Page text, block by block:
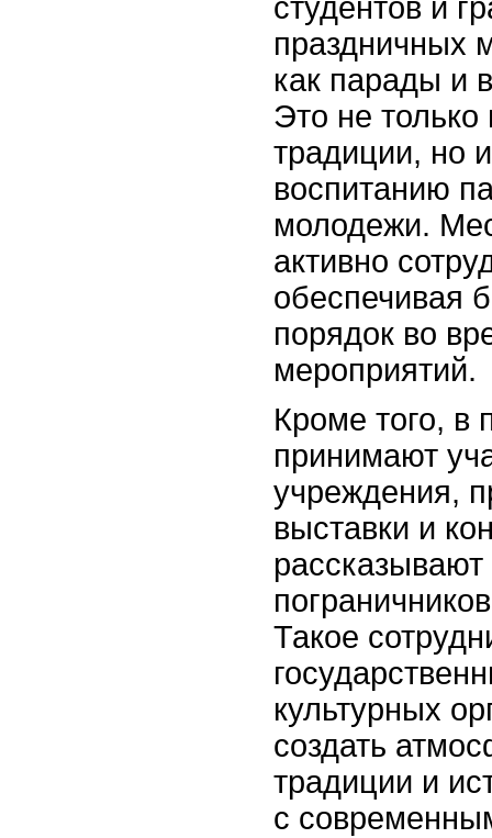
студентов и
праздничных
как парады и
Это не
традиции, но
воспитанию
молодежи.
активно
обеспечивая
порядок во
мероприятий.
Кроме того, в
принимают
учреждения,
выставки и
рассказывают
Такое
культурных
создать
традиции и
с